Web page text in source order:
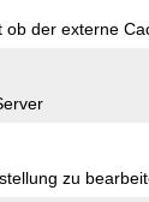
ob der externe
zu